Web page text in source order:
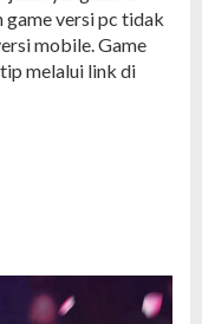
game versi pc tidak
mobile. Game
melalui link di